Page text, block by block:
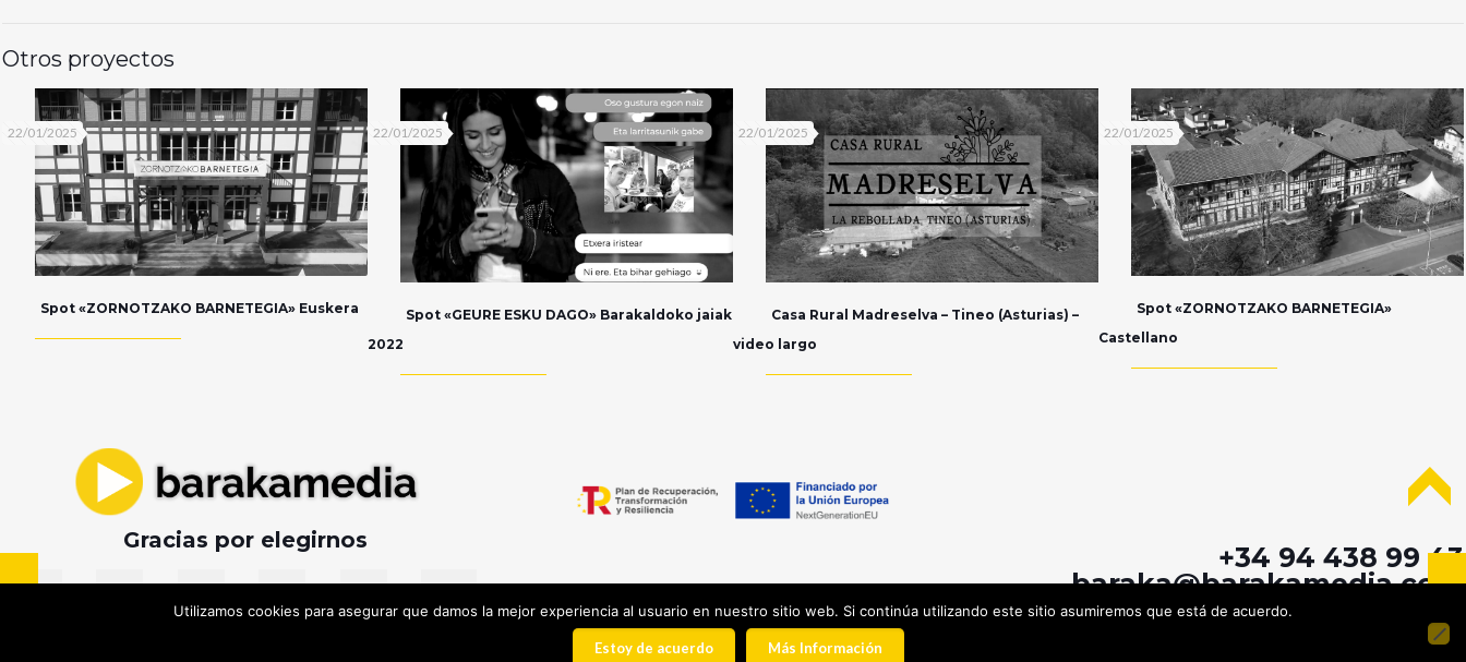
Otros proyectos
22/01/2025
Spot «ZORNOTZAKO BARNETEGIA» Euskera
22/01/2025
Spot «GEURE ESKU DAGO» Barakaldoko jaiak
2022
22/01/2025
Casa Rural Madreselva – Tineo (Asturias) –
video largo
22/01/2025
Spot «ZORNOTZAKO BARNETEGIA»
Castellano
Gracias por elegirnos
Aviso Legal Política Privacidad | Política de Cookies
+34 94 438 99 43
baraka@barakamedia.com
Ibaizabal 4 Bajo - 48901 Barakaldo (Bizkaia)
Utilizamos cookies para asegurar que damos la mejor experiencia al usuario en nuestro sitio web. Si continúa utilizando este sitio asumiremos que está de acuerdo.
Estoy de acuerdo Más Información